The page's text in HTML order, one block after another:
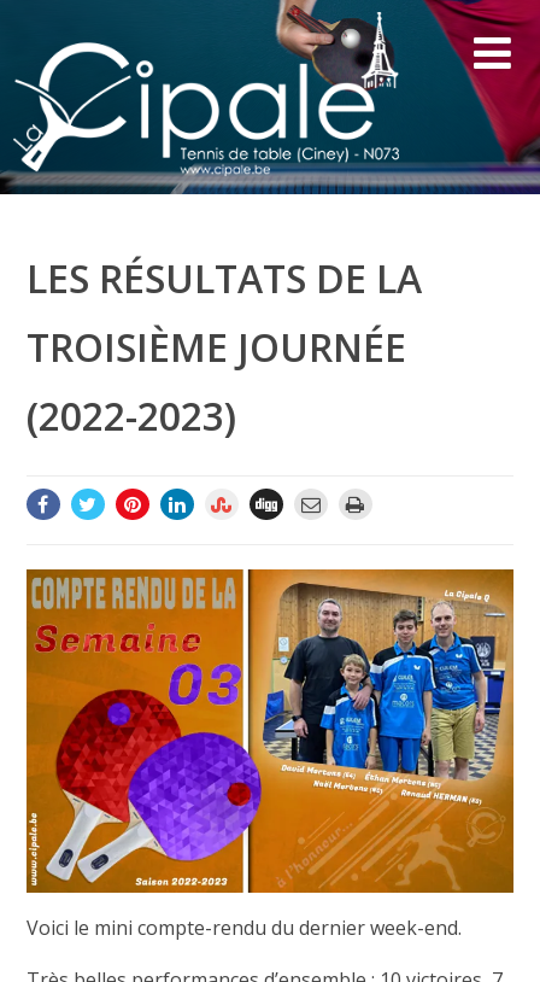
LES RÉSULTATS DE LA
TROISIÈME JOURNÉE
(2022-2023)
Voici le mini compte-rendu du dernier week-end.